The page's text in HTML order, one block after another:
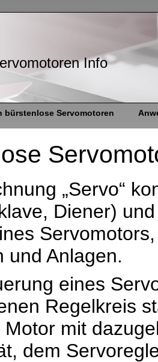
Info
bürstenlose Servomotoren
„Servo“
Diener)
und Anlagen.
eines
Regelkreis
mit
dem